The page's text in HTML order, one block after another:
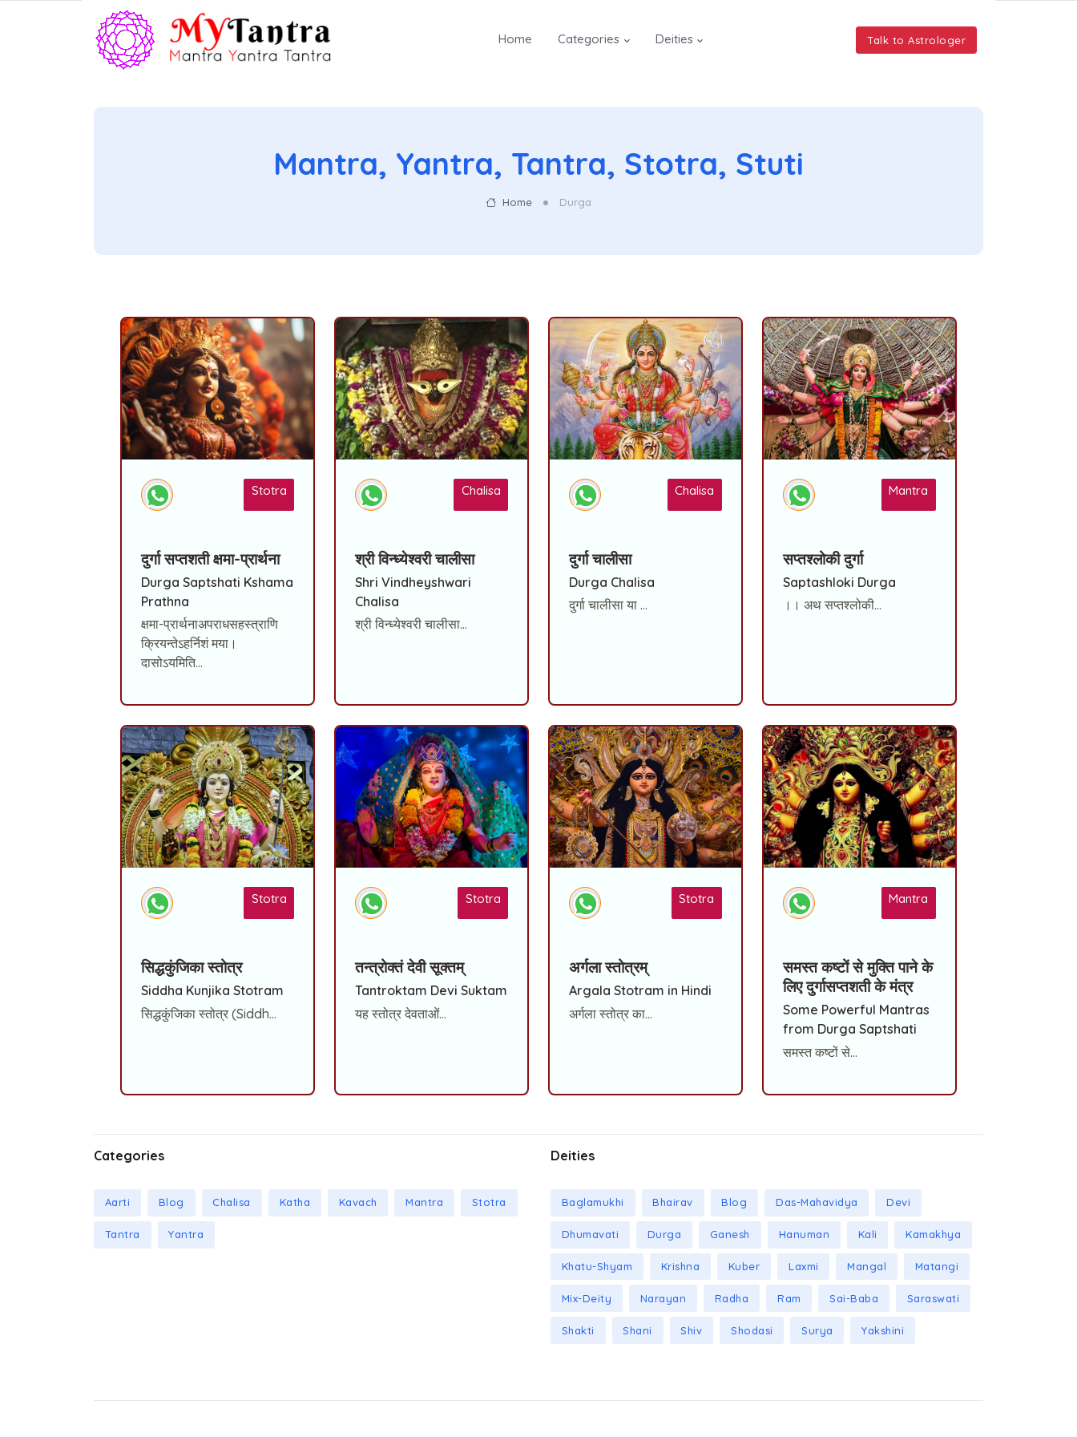
Home Categories Deities Talk to Astrologer
Mantra, Yantra, Tantra, Stotra, Stuti
Home Durga
Stotra
दुर्गा सप्तशती क्षमा-प्रार्थना
Durga Saptshati Kshama
Prathna
क्षमा-प्रार्थनाअपराधसहस्त्राणि
क्रियन्तेऽहर्निशं मया।
दासोऽयमिति...
Chalisa
श्री विन्ध्येश्वरी चालीसा
Shri Vindheyshwari
Chalisa
श्री विन्ध्येश्वरी चालीसा...
Chalisa
दुर्गा चालीसा
Durga Chalisa
दुर्गा चालीसा या ...
Mantra
सप्तश्लोकी दुर्गा
Saptashloki Durga
।। अथ सप्तश्लोकी...
Stotra
सिद्धकुंजिका स्तोत्र
Siddha Kunjika Stotram
सिद्धकुंजिका स्तोत्र (Siddh...
Stotra
तन्त्रोक्तं देवी सूक्तम्
Tantroktam Devi Suktam
यह स्तोत्र देवताओं...
Stotra
अर्गला स्तोत्रम्
Argala Stotram in Hindi
अर्गला स्तोत्र का...
Mantra
समस्त कष्टों से मुक्ति पाने के
लिए दुर्गासप्तशती के मंत्र
Some Powerful Mantras
from Durga Saptshati
समस्त कष्टों से...
Categories
Aarti Blog Chalisa Katha Kavach Mantra Stotra
Tantra Yantra
Deities
Baglamukhi Bhairav Blog Das-Mahavidya Devi
Dhumavati Durga Ganesh Hanuman Kali Kamakhya
Khatu-Shyam Krishna Kuber Laxmi Mangal Matangi
Mix-Deity Narayan Radha Ram Sai-Baba Saraswati
Shakti Shani Shiv Shodasi Surya Yakshini